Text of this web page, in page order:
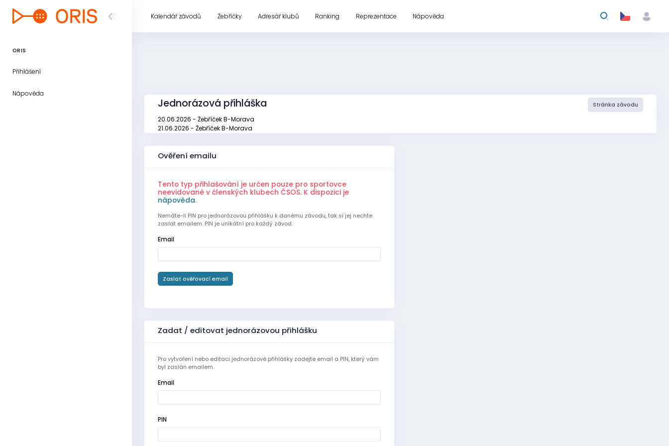
ORIS
Přihlášení
Nápověda
Kalendář závodů Žebříčky Adresář klubů Ranking Reprezentace Nápověda
Jednorázová přihláška Stránka závodu
20.06.2026 - Žebříček B-Morava
21.06.2026 - Žebříček B-Morava
Ověření emailu
Tento typ přihlašování je určen pouze pro sportovce
neevidované v členských klubech ČSOS. K dispozici je
nápověda.
Nemáte-li PIN pro jednorázovou přihlášku k danému závodu, tak si jej nechte
zaslat emailem. PIN je unikátní pro každý závod.
Email
Zaslat ověřovací email
Zadat / editovat jednorázovou přihlášku
Pro vytvoření nebo editaci jednorázové přihlášky zadejte email a PIN, který vám
byl zaslán emailem.
Email
PIN